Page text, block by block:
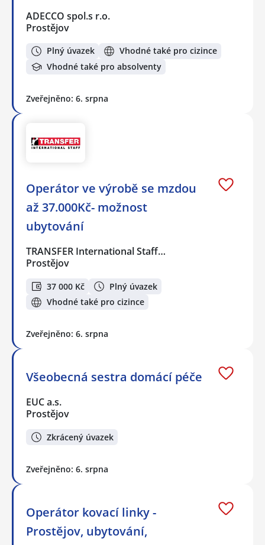
ADECCO spol.s r.o.
Prostějov
Plný úvazek
Vhodné také pro cizince
Vhodné také pro absolventy
Zveřejněno: 6. srpna
Operátor ve výrobě se mzdou
až 37.000Kč- možnost
ubytování
TRANSFER International Staff…
Prostějov
37 000 Kč
Plný úvazek
Vhodné také pro cizince
Zveřejněno: 6. srpna
Všeobecná sestra domácí péče
EUC a.s.
Prostějov
Zkrácený úvazek
Zveřejněno: 6. srpna
Operátor kovací linky -
Prostějov, ubytování,